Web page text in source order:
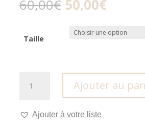
60,00€ Le
prix
initial
était :
50,00€Le
actuel
est :
Taille
Antarctique
Ajouter au
Ajouter à votre liste